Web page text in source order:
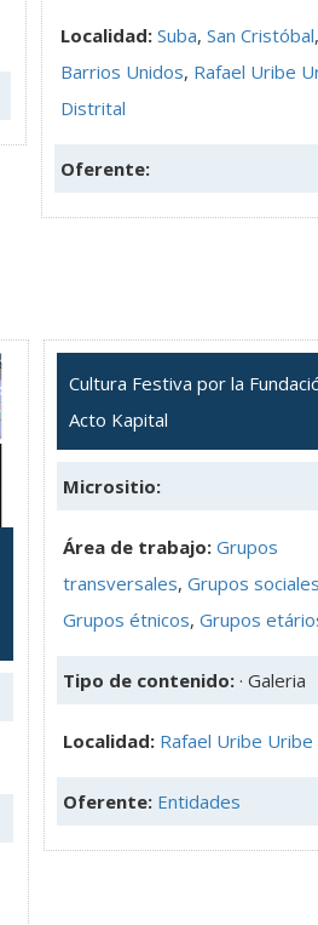
Localidad: Suba, San Cristóbal,
Barrios Unidos, Rafael Uribe
Distrital
Oferente:
Cultura Festiva por la
Acto Kapital
Micrositio:
Área de trabajo: Grupos
transversales, Grupos
Grupos étnicos, Grupos
Tipo de contenido: · Galeria
Localidad: Rafael Uribe Uribe
Oferente: Entidades